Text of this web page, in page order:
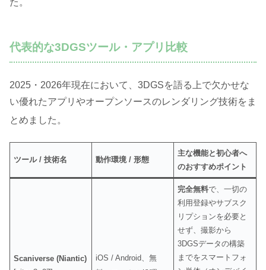
た 。
代表的な3DGSツール・アプリ比較
2025・2026年現在において、3DGSを語る上で欠かせな
い優れたアプリやオープンソースのレンダリング技術をま
とめました 。
ツール / 技術名 動作環境 / 形態
主な機能と初心者へ
のおすすめポイント
Scaniverse (Niantic)
iOS / Android、無
完全無料で、一切の
利用登録やサブスク
リプションを必要と
せず、撮影から
3DGSデータの構築
までをスマートフォ